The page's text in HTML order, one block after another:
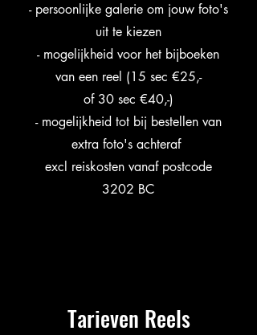
- persoonlijke galerie om jouw foto's
uit te kiezen
- mogelijkheid voor het bijboeken
van een reel (15 sec €25,-
of 30 sec €40,-)
- mogelijkheid tot bij bestellen van
extra foto's achteraf
excl reiskosten vanaf postcode
3202 BC
Tarieven Reels